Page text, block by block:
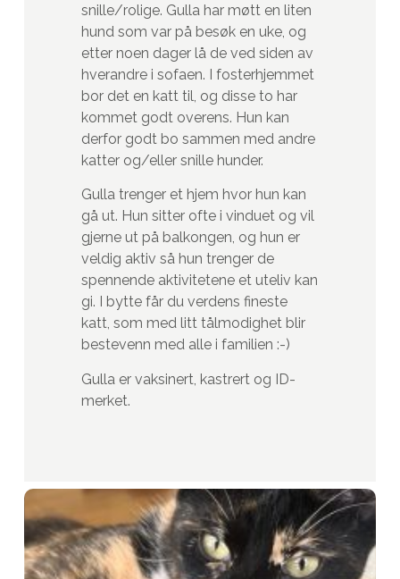
snille/rolige. Gulla har møtt en liten
hund som var på besøk en uke, og
etter noen dager lå de ved siden av
hverandre i sofaen. I fosterhjemmet
bor det en katt til, og disse to har
kommet godt overens. Hun kan
derfor godt bo sammen med andre
katter og/eller snille hunder.
Gulla trenger et hjem hvor hun kan
gå ut. Hun sitter ofte i vinduet og vil
gjerne ut på balkongen, og hun er
veldig aktiv så hun trenger de
spennende aktivitetene et uteliv kan
gi. I bytte får du verdens fineste
katt, som med litt tålmodighet blir
bestevenn med alle i familien :-)
Gulla er vaksinert, kastrert og ID-
merket.